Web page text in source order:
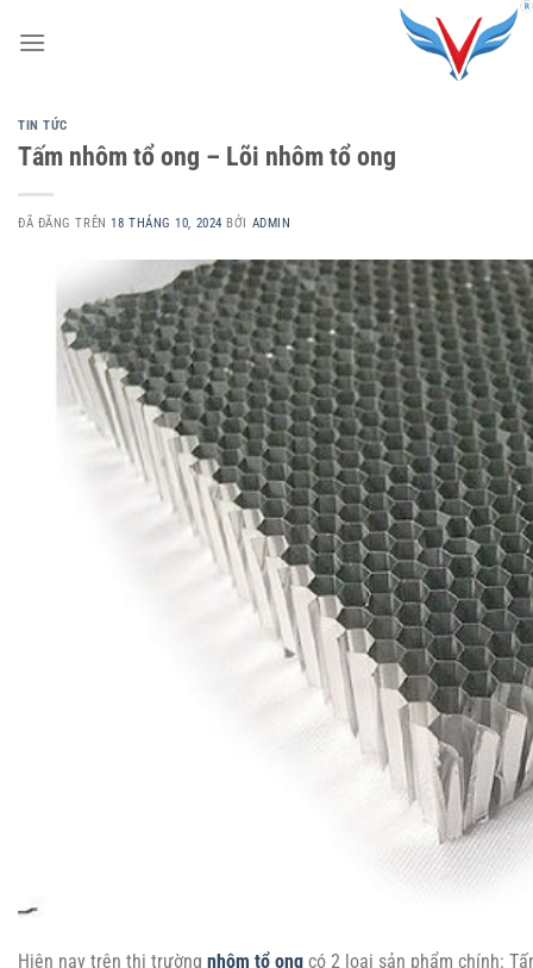
đến
TIN TỨC
Tấm nhôm tổ ong – Lõi nhôm tổ ong
ĐÃ ĐĂNG TRÊN18 THÁNG 10, 2024 BỞI ADMIN
Hiện nay trên thị trường nhôm tổ ong có 2 loại sản phẩm chính: